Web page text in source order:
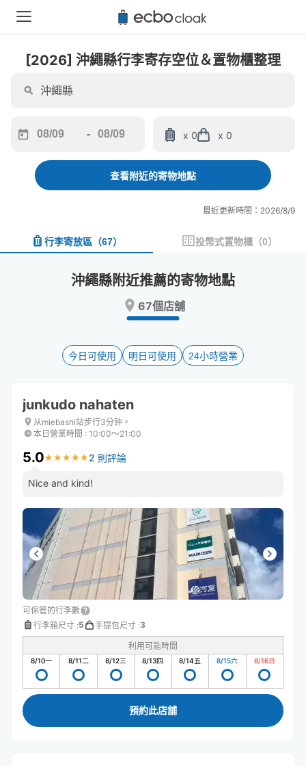
[2026] 沖繩縣行李寄存空位＆置物櫃整理
forward
interact
and
keyboard
shortcuts
for
changing
dates.
-
backward
interact
and
a
date.
key
to
keyboard
shortcuts
for
changing
dates.
x 0 x 0
查看附近的寄物地點
最近更新時間：2026/8/9
行李寄放區 （67） 投幣式置物櫃 （0）
沖繩縣附近推薦的寄物地點
67個店舖
今日可使用 明日可使用 24小時營業
junkudo nahaten
从miebashi站步行3分钟。
本日營業時間 : 10:00〜21:00
5.0★ ★ ★ ★ ★
★ ★ ★ ★ ★ 2 則評論
Nice and kind!
可保管的行李數
行李箱尺寸 :5 手提包尺寸 :3
利用可能時間
8/10一 8/11二 8/12三 8/13四 8/14五 8/15六 8/16日
預約此店舖